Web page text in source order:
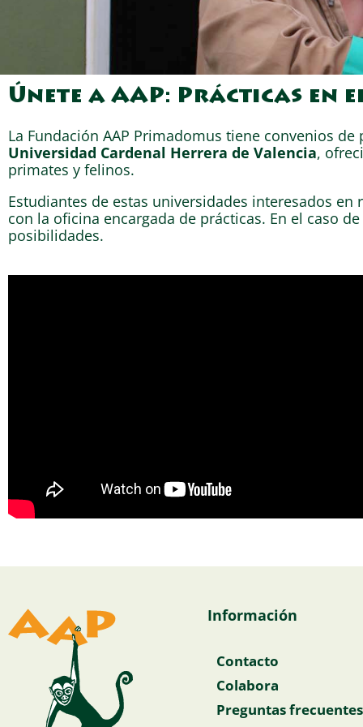
Únete a AAP: Prácticas en
La Fundación AAP Primadomus tiene convenios
Universidad Cardenal Herrera de Valencia,
primates y felinos.
Estudiantes de estas universidades interesados
con la oficina encargada de prácticas. En el caso
posibilidades.
Información
Contacto
Colabora
Preguntas frecuentes